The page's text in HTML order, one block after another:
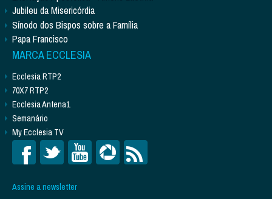
Jubileu da Misericórdia
Sínodo dos Bispos sobre a Família
Papa Francisco
MARCA ECCLESIA
Ecclesia RTP2
70X7 RTP2
Ecclesia Antena1
Semanário
My Ecclesia TV
Assine a newsletter